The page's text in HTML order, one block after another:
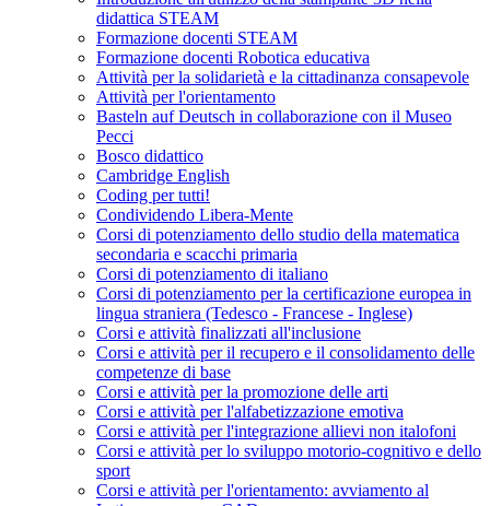
didattica STEAM
Formazione docenti STEAM
Formazione docenti Robotica educativa
Attività per la solidarietà e la cittadinanza consapevole
Attività per l'orientamento
Basteln auf Deutsch in collaborazione con il Museo
Pecci
Bosco didattico
Cambridge English
Coding per tutti!
Condividendo Libera-Mente
Corsi di potenziamento dello studio della matematica
secondaria e scacchi primaria
Corsi di potenziamento di italiano
Corsi di potenziamento per la certificazione europea in
lingua straniera (Tedesco - Francese - Inglese)
Corsi e attività finalizzati all'inclusione
Corsi e attività per il recupero e il consolidamento delle
competenze di base
Corsi e attività per la promozione delle arti
Corsi e attività per l'alfabetizzazione emotiva
Corsi e attività per l'integrazione allievi non italofoni
Corsi e attività per lo sviluppo motorio-cognitivo e dello
sport
Corsi e attività per l'orientamento: avviamento al